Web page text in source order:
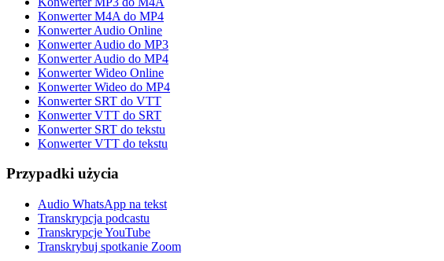
Konwerter M4A do MP4
Konwerter Audio Online
Konwerter Audio do MP3
Konwerter Audio do MP4
Konwerter Wideo Online
Konwerter Wideo do MP4
Konwerter SRT do VTT
Konwerter VTT do SRT
Konwerter SRT do tekstu
Konwerter VTT do tekstu
Przypadki użycia
Audio WhatsApp na tekst
Transkrypcja podcastu
Transkrypcje YouTube
Transkrybuj spotkanie Zoom